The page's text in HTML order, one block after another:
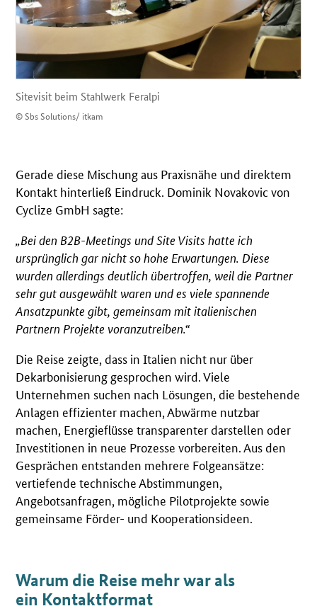
Sitevisit beim Stahlwerk Feralpi
© Sbs Solutions/ itkam
Gerade diese Mischung aus Praxisnähe und direktem
Kontakt hinterließ Eindruck. Dominik Novakovic von
Cyclize GmbH sagte:
„Bei den B2B-Meetings und Site Visits hatte ich
ursprünglich gar nicht so hohe Erwartungen. Diese
wurden allerdings deutlich übertroffen, weil die Partner
sehr gut ausgewählt waren und es viele spannende
Ansatzpunkte gibt, gemeinsam mit italienischen
Partnern Projekte voranzutreiben.“
Die Reise zeigte, dass in Italien nicht nur über
Dekarbonisierung gesprochen wird. Viele
Unternehmen suchen nach Lösungen, die bestehende
Anlagen effizienter machen, Abwärme nutzbar
machen, Energieflüsse transparenter darstellen oder
Investitionen in neue Prozesse vorbereiten. Aus den
Gesprächen entstanden mehrere Folgeansätze:
vertiefende technische Abstimmungen,
Angebotsanfragen, mögliche Pilotprojekte sowie
gemeinsame Förder- und Kooperationsideen.
Warum die Reise mehr war als
ein Kontaktformat